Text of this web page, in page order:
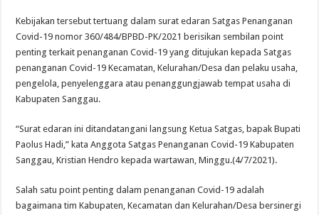
Kebijakan tersebut tertuang dalam surat edaran Satgas Penanganan
Covid-19 nomor 360/484/BPBD-PK/2021 berisikan sembilan point
penting terkait penanganan Covid-19 yang ditujukan kepada Satgas
penanganan Covid-19 Kecamatan, Kelurahan/Desa dan pelaku usaha,
pengelola, penyelenggara atau penanggungjawab tempat usaha di
Kabupaten Sanggau.
“Surat edaran ini ditandatangani langsung Ketua Satgas, bapak Bupati
Paolus Hadi,” kata Anggota Satgas Penanganan Covid-19 Kabupaten
Sanggau, Kristian Hendro kepada wartawan, Minggu.(4/7/2021).
Salah satu point penting dalam penanganan Covid-19 adalah
bagaimana tim Kabupaten, Kecamatan dan Kelurahan/Desa bersinergi